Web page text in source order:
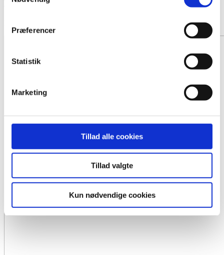
Præferencer
Statistik
Marketing
Tillad alle cookies
Tillad valgte
Kun nødvendige cookies
Kistepynt 6